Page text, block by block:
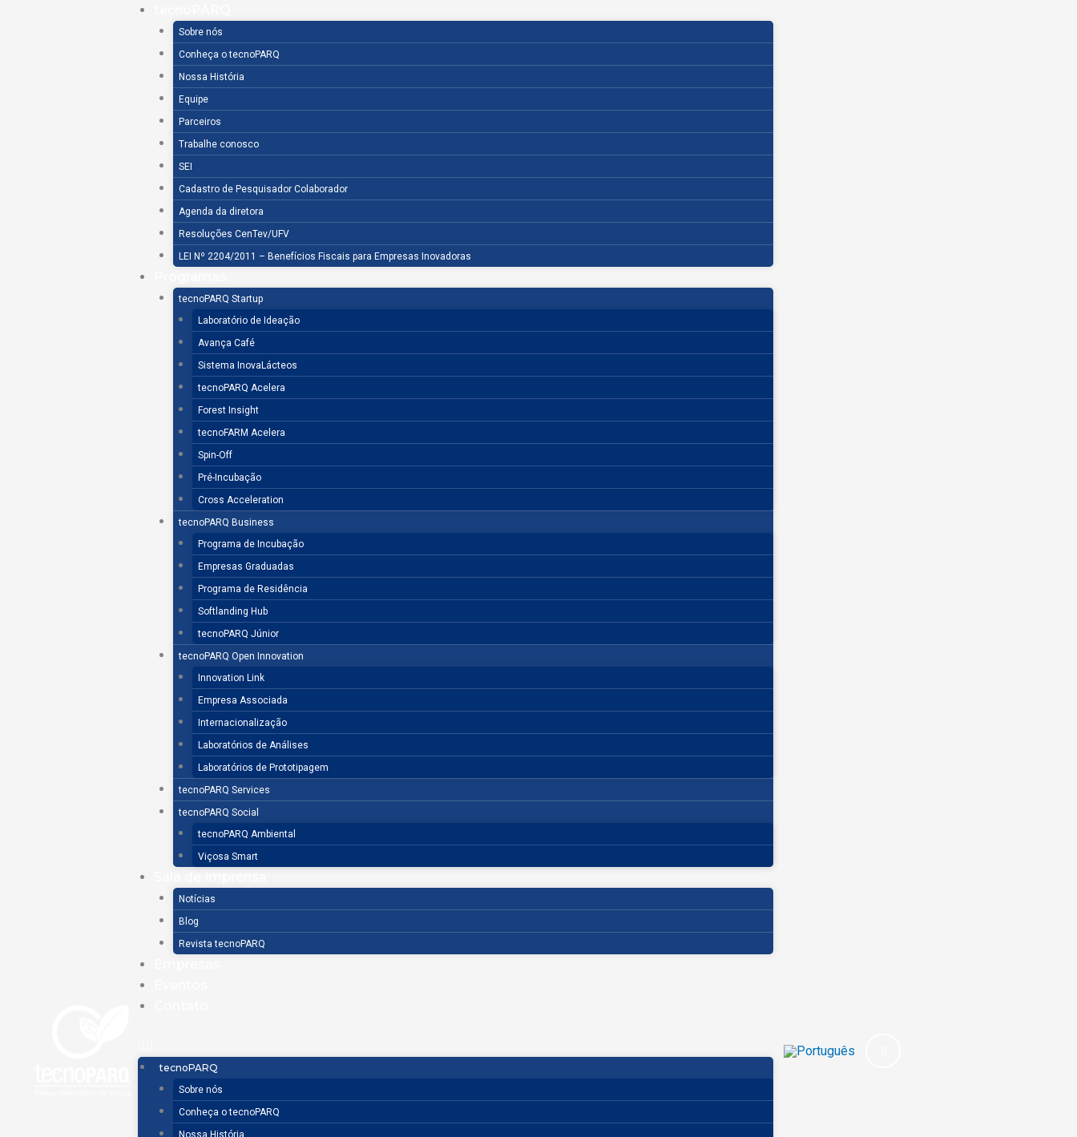
Sobre nós
Conheça o tecnoPARQ
Nossa História
Equipe
Parceiros
Trabalhe conosco
SEI
Cadastro de Pesquisador Colaborador
Agenda da diretora
Resoluções CenTev/UFV
LEI Nº 2204/2011 – Benefícios Fiscais para Empresas Inovadoras
tecnoPARQ Startup
Laboratório de Ideação
Avança Café
Sistema InovaLácteos
tecnoPARQ Acelera
Forest Insight
tecnoFARM Acelera
Spin-Off
Pré-Incubação
Cross Acceleration
tecnoPARQ Business
Programa de Incubação
Empresas Graduadas
Programa de Residência
Softlanding Hub
tecnoPARQ Júnior
tecnoPARQ Open Innovation
Innovation Link
Empresa Associada
Internacionalização
Laboratórios de Análises
Laboratórios de Prototipagem
tecnoPARQ Services
tecnoPARQ Social
tecnoPARQ Ambiental
Viçosa Smart
Notícias
Blog
Revista tecnoPARQ
tecnoPARQ
Sobre nós
Conheça o tecnoPARQ
Nossa História